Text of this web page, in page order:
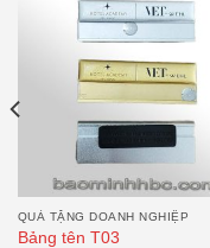
QUÀ TẶNG DOANH NGHIỆP
Bảng tên T03